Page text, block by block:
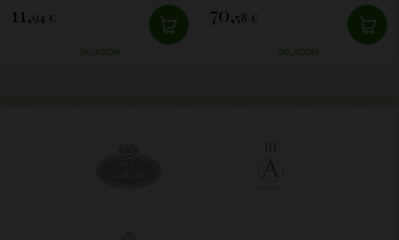
11,94 €
SKLADOM
70,58 €
SKLADOM